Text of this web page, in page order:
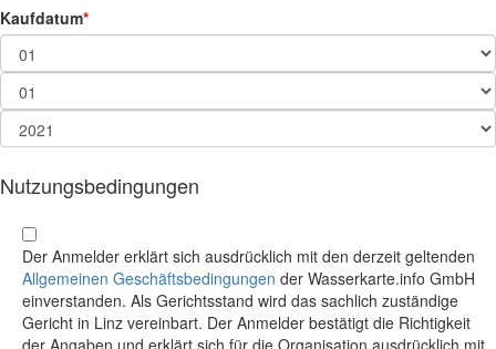
Kaufdatum
Nutzungsbedingungen
Der Anmelder erklärt sich ausdrücklich mit den derzeit geltenden
Allgemeinen Geschäftsbedingungen der Wasserkarte.info GmbH
einverstanden. Als Gerichtsstand wird das sachlich zuständige
Gericht in Linz vereinbart. Der Anmelder bestätigt die Richtigkeit